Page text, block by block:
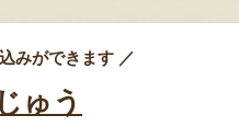
みができます ／
ゅう